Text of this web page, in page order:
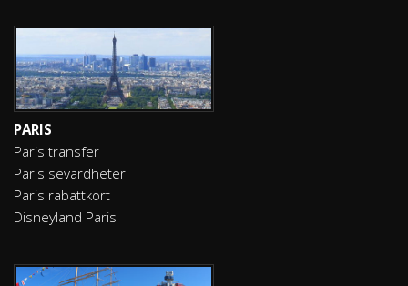
PARIS
Paris transfer
Paris sevärdheter
Paris rabattkort
Disneyland Paris